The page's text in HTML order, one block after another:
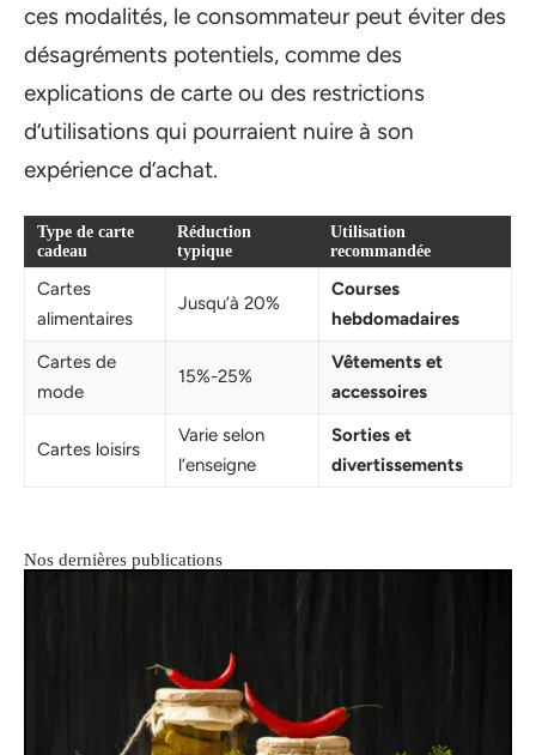
ces modalités, le consommateur peut éviter des
désagréments potentiels, comme des
explications de carte ou des restrictions
d’utilisations qui pourraient nuire à son
expérience d’achat.
Type de carte
cadeau
Réduction
typique
Utilisation
recommandée
Cartes
alimentaires
Jusqu’à 20%
Courses
hebdomadaires
Cartes de
mode
15%-25%
Vêtements et
accessoires
Cartes loisirs
Varie selon
l’enseigne
Sorties et
divertissements
Nos dernières publications